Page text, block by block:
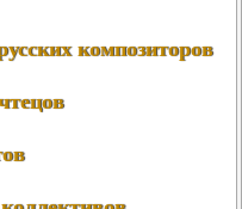
композиторов